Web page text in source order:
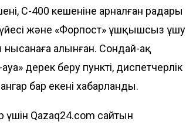
С-400 кешеніне арналған радары
және «Форпост» ұшқышсыз ұшу
нысанаға алынған. Сондай-ақ
дерек беру пункті, диспетчерлік
бар екені хабарланды.
Qazaq24.com сайтын